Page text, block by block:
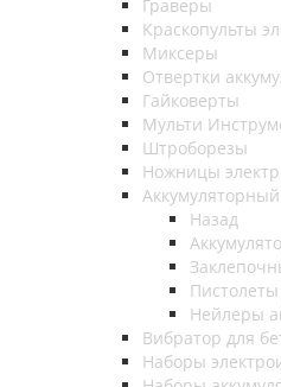
Граверы
Краскопульты
Миксеры
Отвертки
Гайковерты
Мульти
Штроборезы
Ножницы
Назад
Нейлеры
Вибратор для
Наборы